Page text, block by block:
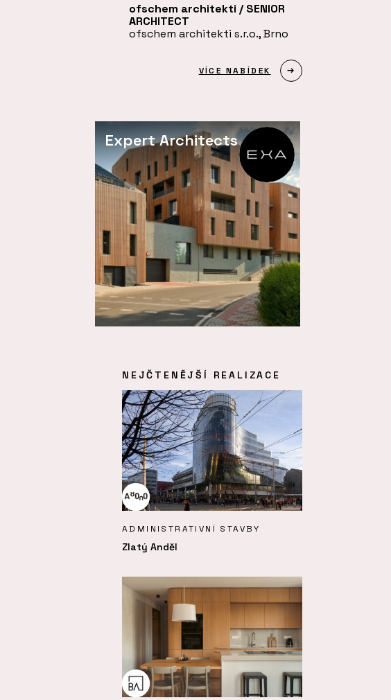
ofschem architekti / SENIOR
ARCHITECT
ofschem architekti s.r.o., Brno
VÍCE NABÍDEK
Expert Architects
NEJČTENĚJŠÍ REALIZACE
ADMINISTRATIVNÍ STAVBY
Zlatý Anděl